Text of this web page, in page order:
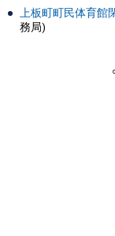
上板町町民体育館
務局)